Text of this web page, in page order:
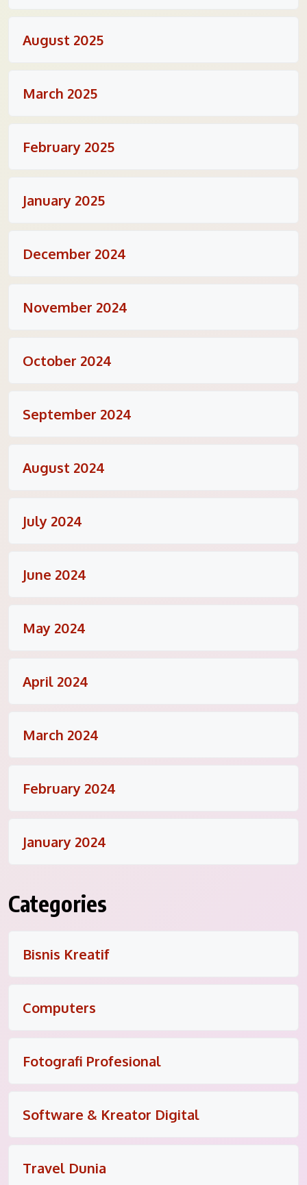
August 2025
March 2025
February 2025
January 2025
December 2024
November 2024
October 2024
September 2024
August 2024
July 2024
June 2024
May 2024
April 2024
March 2024
February 2024
January 2024
Categories
Bisnis Kreatif
Computers
Fotografi Profesional
Software & Kreator Digital
Travel Dunia